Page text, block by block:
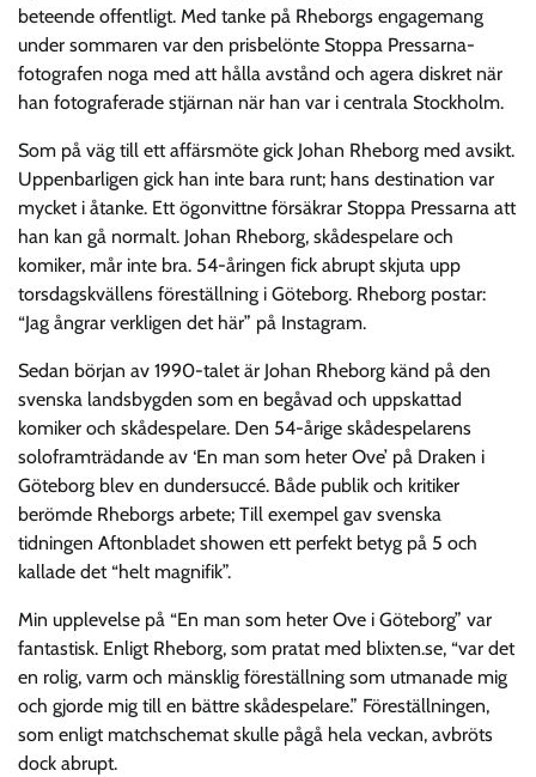
beteende offentligt. Med tanke på Rheborgs engagemang
under sommaren var den prisbelönte Stoppa Pressarna-
fotografen noga med att hålla avstånd och agera diskret när
han fotograferade stjärnan när han var i centrala Stockholm.
Som på väg till ett affärsmöte gick Johan Rheborg med avsikt.
Uppenbarligen gick han inte bara runt; hans destination var
mycket i åtanke. Ett ögonvittne försäkrar Stoppa Pressarna att
han kan gå normalt. Johan Rheborg, skådespelare och
komiker, mår inte bra. 54-åringen fick abrupt skjuta upp
torsdagskvällens föreställning i Göteborg. Rheborg postar:
“Jag ångrar verkligen det här” på Instagram.
Sedan början av 1990-talet är Johan Rheborg känd på den
svenska landsbygden som en begåvad och uppskattad
komiker och skådespelare. Den 54-årige skådespelarens
soloframträdande av ‘En man som heter Ove’ på Draken i
Göteborg blev en dundersuccé. Både publik och kritiker
berömde Rheborgs arbete; Till exempel gav svenska
tidningen Aftonbladet showen ett perfekt betyg på 5 och
kallade det “helt magnifik”.
Min upplevelse på “En man som heter Ove i Göteborg” var
fantastisk. Enligt Rheborg, som pratat med blixten.se, “var det
en rolig, varm och mänsklig föreställning som utmanade mig
och gjorde mig till en bättre skådespelare.” Föreställningen,
som enligt matchschemat skulle pågå hela veckan, avbröts
dock abrupt.